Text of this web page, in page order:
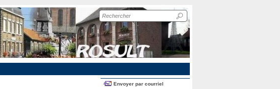
Recherche
sur
le
site
Envoyer par courriel